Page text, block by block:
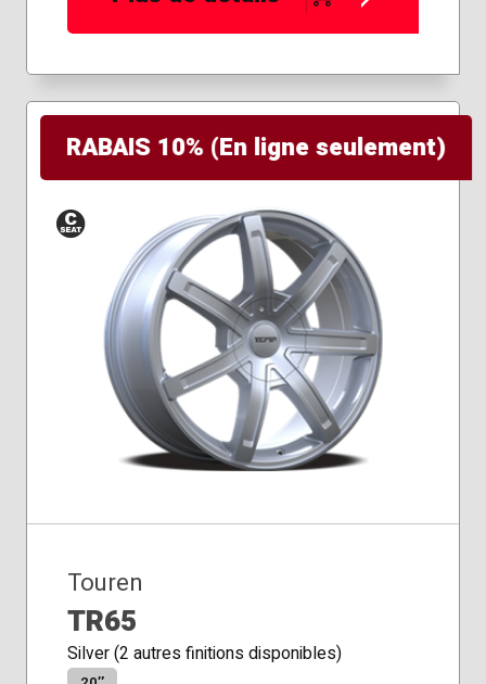
RABAIS 10% (En ligne seulement)
Siège
conique
Touren
TR65
Silver (2 autres finitions disponibles)